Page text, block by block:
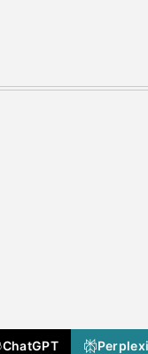
ChatGPT